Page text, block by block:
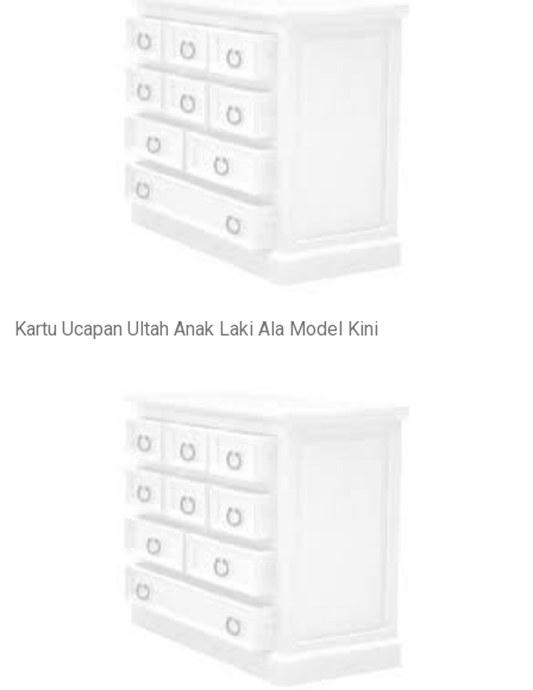
Kartu Ucapan Ultah Anak Laki Ala Model Kini